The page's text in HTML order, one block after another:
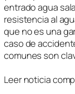
entrado agua
resistencia al
que no es una
caso de
comunes son
Leer noticia